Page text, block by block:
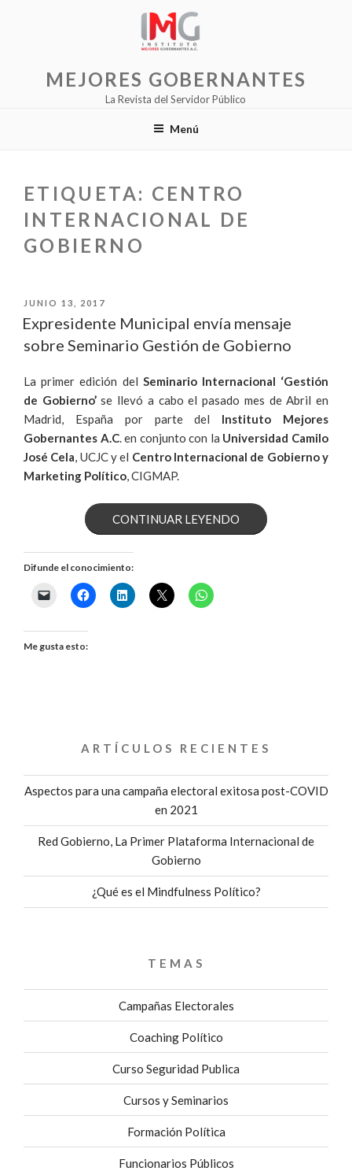
MEJORES GOBERNANTES
La Revista del Servidor Público
Menú
ETIQUETA: CENTRO
INTERNACIONAL DE
GOBIERNO
PUBLICADO
JUNIO 13, 2017
Expresidente Municipal envía mensaje
sobre Seminario Gestión de Gobierno
La primer edición del Seminario Internacional ‘Gestión
de Gobierno’se llevó a cabo el pasado mes de Abril en
Madrid, España por parte del Instituto Mejores
Gobernantes A.C. en conjunto con la Universidad Camilo
José Cela, UCJC y el Centro Internacional de Gobierno y
Marketing Político, CIGMAP.
CONTINUAR LEYENDO«EXPRESIDENTE
Difunde el conocimiento:
Me gusta esto:
ARTÍCULOS RECIENTES
Aspectos para una campaña electoral exitosa post-COVID
en 2021
Red Gobierno, La Primer Plataforma Internacional de
Gobierno
¿Qué es el Mindfulness Político?
TEMAS
Campañas Electorales
Coaching Político
Curso Seguridad Publica
Cursos y Seminarios
Formación Política
Funcionarios Públicos